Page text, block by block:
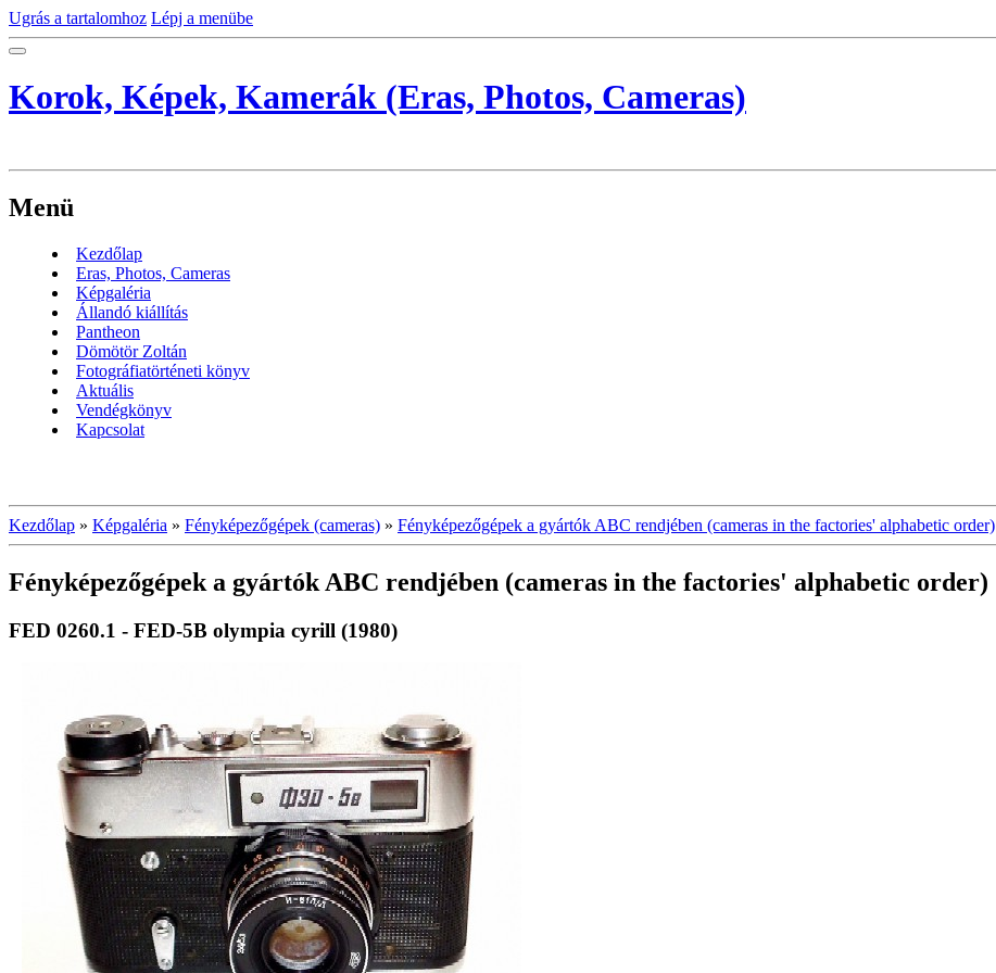
Ugrás a tartalomhoz Lépj a menübe
Korok, Képek, Kamerák (Eras, Photos, Cameras)
Menü
Kezdőlap
Eras, Photos, Cameras
Képgaléria
Állandó kiállítás
Pantheon
Dömötör Zoltán
Fotográfiatörténeti könyv
Aktuális
Vendégkönyv
Kapcsolat
Kezdőlap » Képgaléria » Fényképezőgépek (cameras) » Fényképezőgépek a gyártók ABC rendjében (cameras in the factories' alphabetic order)
Fényképezőgépek a gyártók ABC rendjében (cameras in the factories' alphabetic order)
FED 0260.1 - FED-5B olympia cyrill (1980)